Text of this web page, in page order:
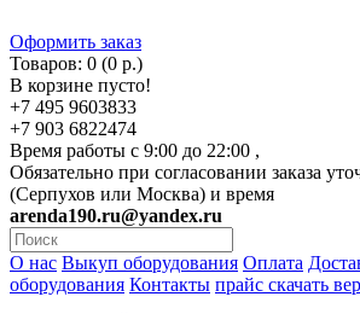
Оформить заказ
Товаров: 0 (0 р.)
В корзине пусто!
+7 495 9603833
+7 903 6822474
Время работы с 9:00 до 22:00 ,
Обязательно при согласовании заказа
(Серпухов или Москва) и время
arenda190.ru@yandex.ru
О нас Выкуп оборудования Оплата
оборудования Контакты прайс скачать